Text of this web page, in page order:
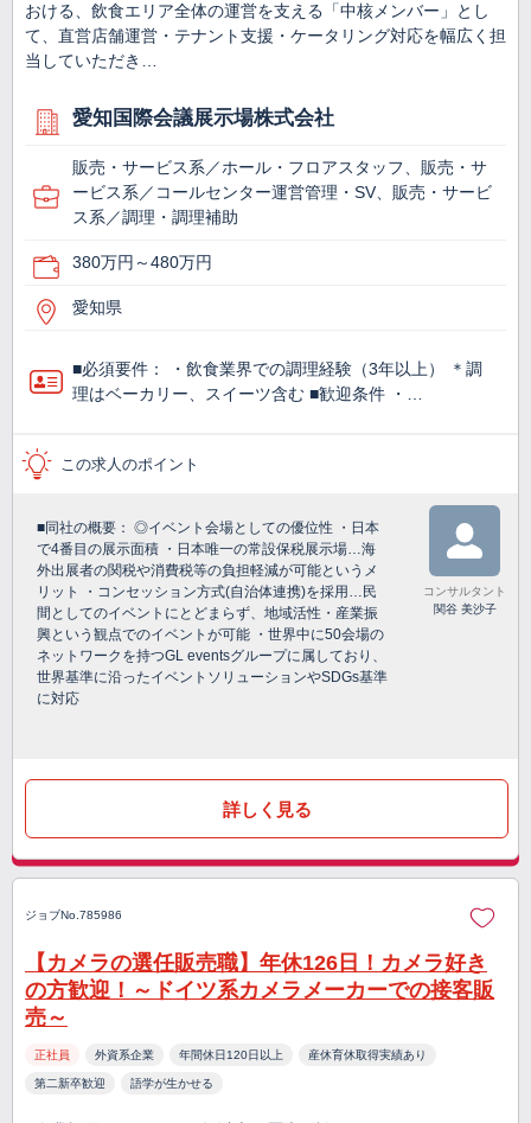
おける、飲食エリア全体の運営を支える「中核メンバー」とし
て、直営店舗運営・テナント支援・ケータリング対応を幅広く担
当していただき…
愛知国際会議展示場株式会社
販売・サービス系／ホール・フロアスタッフ、販売・サ
ービス系／コールセンター運営管理・SV、販売・サービ
ス系／調理・調理補助
380万円～480万円
愛知県
■必須要件： ・飲食業界での調理経験（3年以上） ＊調
理はベーカリー、スイーツ含む ■歓迎条件 ・…
この求人のポイント
■同社の概要： ◎イベント会場としての優位性 ・日本
で4番目の展示面積 ・日本唯一の常設保税展示場…海
外出展者の関税や消費税等の負担軽減が可能というメ
リット ・コンセッション方式(自治体連携)を採用…民
間としてのイベントにとどまらず、地域活性・産業振
興という観点でのイベントが可能 ・世界中に50会場の
ネットワークを持つGL eventsグループに属しており、
世界基準に沿ったイベントソリューションやSDGs基準
に対応
コンサルタント
関谷 美沙子
詳しく見る
ジョブNo.785986
【カメラの選任販売職】年休126日！カメラ好き
の方歓迎！～ドイツ系カメラメーカーでの接客販
売～
正社員 外資系企業 年間休日120日以上 産休育休取得実績あり
第二新卒歓迎 語学が生かせる